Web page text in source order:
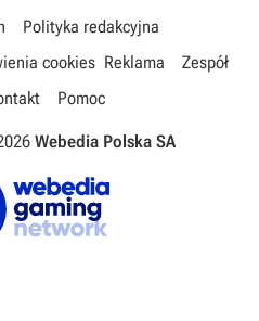
Polityka redakcyjna
cookies Reklama
Zespół
Pomoc
Webedia Polska SA